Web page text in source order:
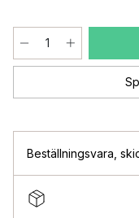
Beställningsvara